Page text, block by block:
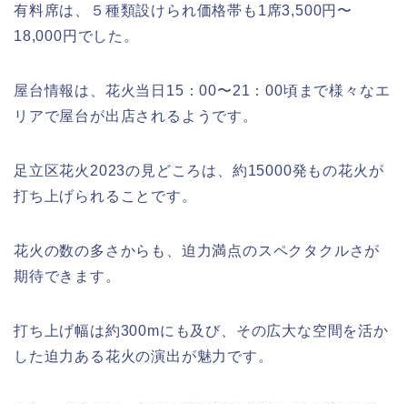
有料席は、５種類設けられ価格帯も1席3,500円〜
18,000円でした。
屋台情報は、花火当日15：00〜21：00頃まで様々なエ
リアで屋台が出店されるようです。
足立区花火2023の見どころは、約15000発もの花火が
打ち上げられることです。
花火の数の多さからも、迫力満点のスペクタクルさが
期待できます。
打ち上げ幅は約300mにも及び、その広大な空間を活か
した迫力ある花火の演出が魅力です。